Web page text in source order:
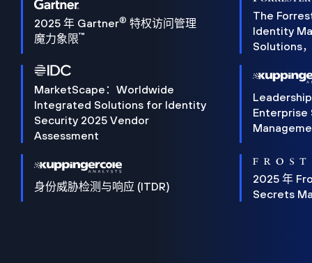
2025 年 Gartner® 特权访问管理
魔力象限™
The
Identity
Solutions
MarketScape：Worldwide
Integrated Solutions for Identity
Security 2025 Vendor
Assessment
Enterprise
身份威胁检测与响应 (ITDR)
2025 年
Secrets